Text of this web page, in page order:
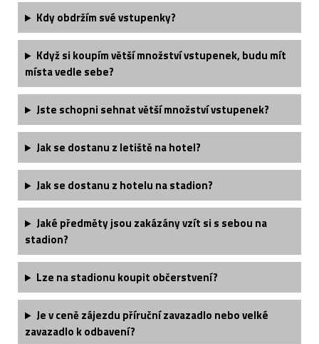
Kdy obdržím své vstupenky?
Když si koupím větší množství vstupenek, budu mít
místa vedle sebe?
Jste schopni sehnat větší množství vstupenek?
Jak se dostanu z letiště na hotel?
Jak se dostanu z hotelu na stadion?
Jaké předměty jsou zakázány vzít si s sebou na
stadion?
Lze na stadionu koupit občerstvení?
Je v ceně zájezdu příruční zavazadlo nebo velké
zavazadlo k odbavení?